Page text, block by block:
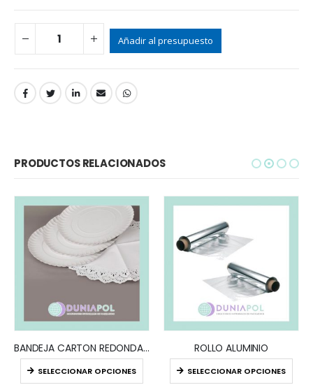
Añadir al presupuesto
PRODUCTOS RELACIONADOS
BANDEJA CARTON REDONDA (x100)
SELECCIONAR OPCIONES
ROLLO ALUMINIO
SELECCIONAR OPCIONES